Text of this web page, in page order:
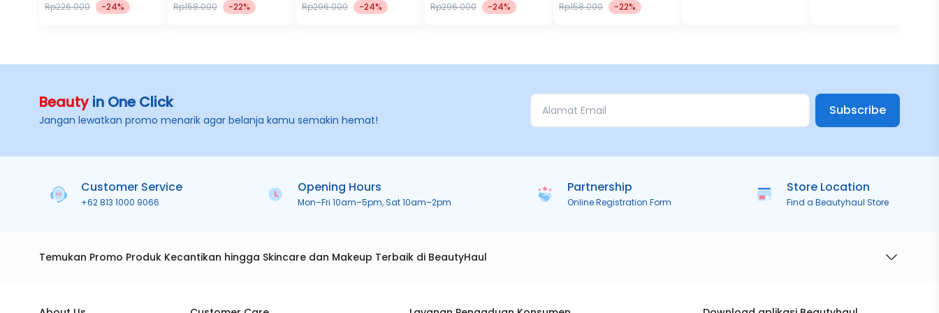
berfungsi untuk menjaga fungsi barier kulit, menghidrasi, dan
Rp226.000 -24% Rp158.000 -22% Rp296.000 -24% Rp296.000 -24% Rp158.000 -22%
Beautyin One Click
Jangan lewatkan promo menarik agar belanja kamu semakin hemat!
Subscribe
Customer Service
+62 813 1000 9066
Opening Hours
Mon–Fri 10am–5pm, Sat 10am–2pm
Partnership
Online Registration Form
Store Location
Find a Beautyhaul Store
Temukan Promo Produk Kecantikan hingga Skincare dan Makeup Terbaik di BeautyHaul